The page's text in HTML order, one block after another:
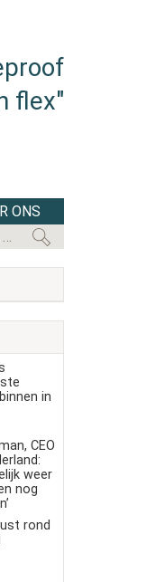
flex"
ONS
in
CEO
weer
nog
rond